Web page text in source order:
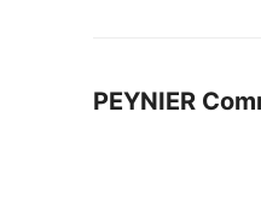
PEYNIER